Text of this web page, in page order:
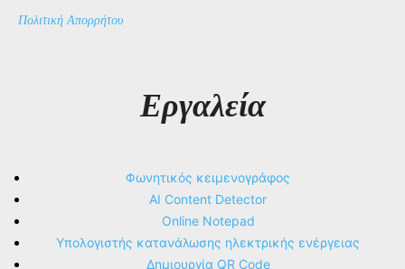
Πολιτική Απορρήτου
Εργαλεία
Φωνητικός κειμενογράφος
AI Content Detector
Online Notepad
Υπολογιστής κατανάλωσης ηλεκτρικής ενέργειας
Δημιουργία QR Code